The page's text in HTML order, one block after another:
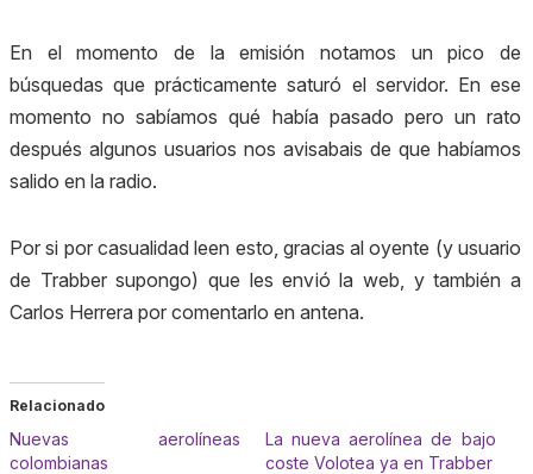
En el momento de la emisión notamos un pico de
búsquedas que prácticamente saturó el servidor. En ese
momento no sabíamos qué había pasado pero un rato
después algunos usuarios nos avisabais de que habíamos
salido en la radio.
Por si por casualidad leen esto, gracias al oyente (y usuario
de Trabber supongo) que les envió la web, y también a
Carlos Herrera por comentarlo en antena.
Relacionado
Nuevas aerolíneas
colombianas
La nueva aerolínea de bajo
coste Volotea ya en Trabber